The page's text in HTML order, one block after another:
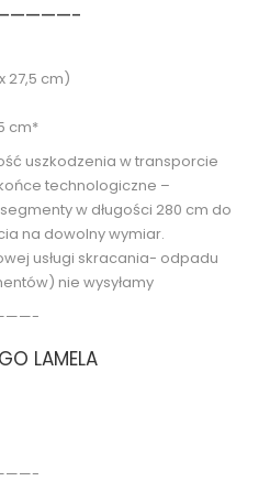
27,5 cm)
cm*
uszkodzenia w transporcie
technologiczne –
w długości 280 cm do
na dowolny wymiar.
usługi skracania- odpadu
nie wysyłamy
LAMELA